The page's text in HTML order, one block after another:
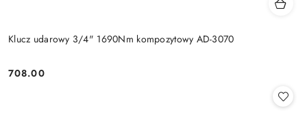
Klucz udarowy 3/4" 1690Nm kompozytowy AD-3070
Cena:
708.00